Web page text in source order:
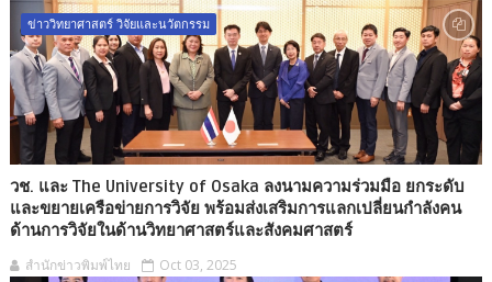
ข่าววิทยาศาสตร์ วิจัยและนวัตกรรม
วช. และ The University of Osaka ลงนามความร่วมมือ ยกระดับ
และขยายเครือข่ายการวิจัย พร้อมส่งเสริมการแลกเปลี่ยนกำลังคน
ด้านการวิจัยในด้านวิทยาศาสตร์และสังคมศาสตร์
สำนักข่าวพิมพ์ไทย Oct 03, 2025